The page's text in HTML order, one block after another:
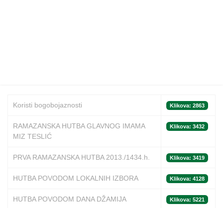
Koristi bogobojaznosti Klikova: 2863
RAMAZANSKA HUTBA GLAVNOG IMAMA
MIZ TESLIĆ
Klikova: 3432
PRVA RAMAZANSKA HUTBA 2013./1434.h. Klikova: 3419
HUTBA POVODOM LOKALNIH IZBORA Klikova: 4128
HUTBA POVODOM DANA DŽAMIJA Klikova: 5221